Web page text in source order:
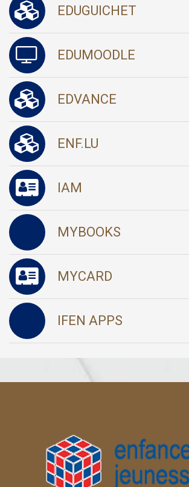
EDUGUICHET
EDUMOODLE
EDVANCE
ENF.LU
IAM
MYBOOKS
MYCARD
IFEN APPS